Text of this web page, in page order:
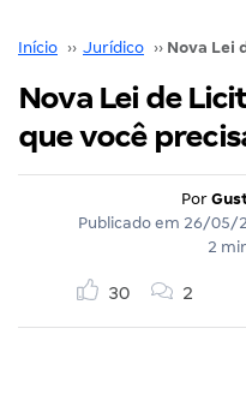
Início ›› Jurídico ››
Nova Lei de
que você
Por
Publicado em 26/05/
2
30 2